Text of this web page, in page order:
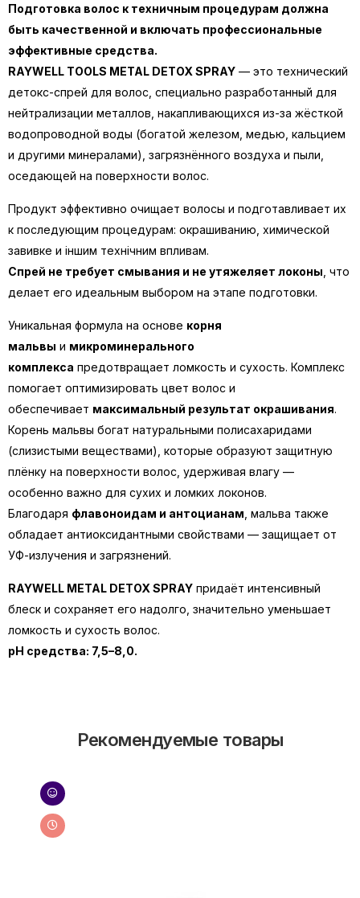
Подготовка волос к техничным процедурам должна
быть качественной и включать профессиональные
эффективные средства.
RAYWELL TOOLS METAL DETOX SPRAY — это технический
детокс-спрей для волос, специально разработанный для
нейтрализации металлов, накапливающихся из-за жёсткой
водопроводной воды (богатой железом, медью, кальцием
и другими минералами), загрязнённого воздуха и пыли,
оседающей на поверхности волос.
Продукт эффективно очищает волосы и подготавливает их
к последующим процедурам: окрашиванию, химической
завивке и іншим технічним впливам.
Спрей не требует смывания и не утяжеляет локоны , что
делает его идеальным выбором на этапе подготовки.
Уникальная формула на основе корня
мальвы и микроминерального
комплекса предотвращает ломкость и сухость. Комплекс
помогает оптимизировать цвет волос и
обеспечивает максимальный результат окрашивания.
Корень мальвы богат натуральными полисахаридами
(слизистыми веществами), которые образуют защитную
плёнку на поверхности волос, удерживая влагу —
особенно важно для сухих и ломких локонов.
Благодаря флавоноидам и антоцианам , мальва также
обладает антиоксидантными свойствами — защищает от
УФ-излучения и загрязнений.
RAYWELL METAL DETOX SPRAY придаёт интенсивный
блеск и сохраняет его надолго, значительно уменьшает
ломкость и сухость волос.
pH средства: 7,5–8,0.
Рекомендуемые товары